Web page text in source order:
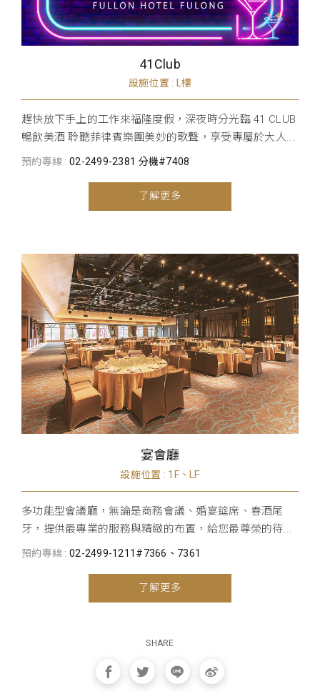
41Club
設施位置 : L樓
趕快放下手上的工作來福隆度假，深夜時分光臨 41 CLUB
暢飲美酒 聆聽菲律賓樂團美妙的歌聲，享受專屬於大人...
預約專線 : 02-2499-2381 分機#7408
了解更多
宴會廳
設施位置 : 1F、LF
多功能型會議廳，無論是商務會議、婚宴筵席、春酒尾
牙，提供最專業的服務與精緻的布置，給您最尊榮的待...
預約專線 : 02-2499-1211#7366、7361
了解更多
SHARE